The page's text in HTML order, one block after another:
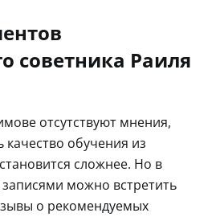
советника Раиля
отсутствуют мнения,
качество обучения из
сложнее. Но в
можно встретить
о рекомендуемых